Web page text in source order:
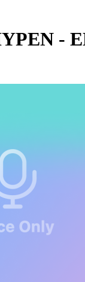
-